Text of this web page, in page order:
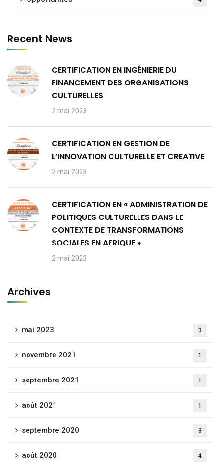
Recent News
CERTIFICATION EN INGÉNIERIE DU
FINANCEMENT DES ORGANISATIONS
CULTURELLES
2 mai 2023
CERTIFICATION EN GESTION DE
L’INNOVATION CULTURELLE ET CREATIVE
2 mai 2023
CERTIFICATION EN « ADMINISTRATION DE
POLITIQUES CULTURELLES DANS LE
CONTEXTE DE TRANSFORMATIONS
SOCIALES EN AFRIQUE »
2 mai 2023
Archives
mai 2023 3
novembre 2021 1
septembre 2021 1
août 2021 1
septembre 2020 3
août 2020 4